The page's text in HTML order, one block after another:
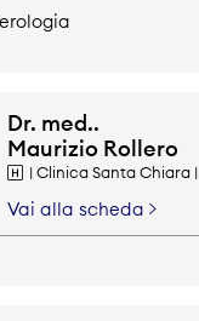
Dr. med..
Maurizio Rollero
| Clinica Santa Chiara |
Vai alla scheda